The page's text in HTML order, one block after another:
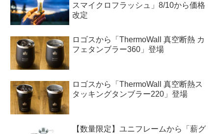
スマイクロフラッシュ」8/10から価格
改定
ロゴスから「ThermoWall 真空断熱 カ
フェタンブラー360」登場
ロゴスから「ThermoWall 真空断熱ス
タッキングタンブラー220」登場
【数量限定】ユニフレームから「薪グ